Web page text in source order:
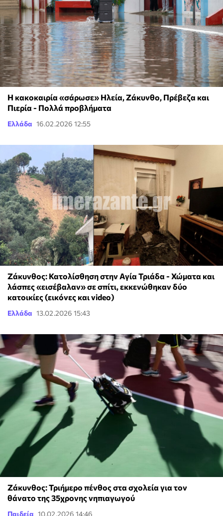
Η κακοκαιρία «σάρωσε» Ηλεία, Ζάκυνθο, Πρέβεζα και
Πιερία - Πολλά προβλήματα
Ελλάδα 16.02.2026 12:55
Ζάκυνθος: Κατολίσθηση στην Αγία Τριάδα - Χώματα και
λάσπες «εισέβαλαν» σε σπίτι, εκκενώθηκαν δύο
κατοικίες (εικόνες και video)
Ελλάδα 13.02.2026 15:43
Ζάκυνθος: Τριήμερο πένθος στα σχολεία για τον
θάνατο της 35χρονης νηπιαγωγού
Παιδεία 10.02.2026 14:46